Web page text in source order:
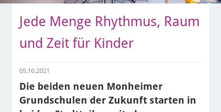
Jede Menge Rhythmus, Raum
und Zeit für Kinder
05.10.2021
Die beiden neuen Monheimer
Grundschulen der Zukunft starten in